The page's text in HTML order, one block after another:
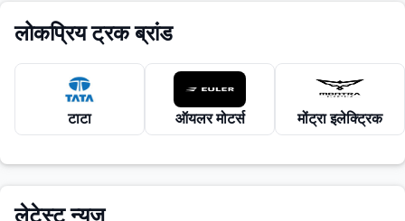
लोकप्रिय ट्रक ब्रांड
टाटा ऑयलर मोटर्स मोंट्रा इलेक्ट्रिक
लेटेस्ट न्यूज़